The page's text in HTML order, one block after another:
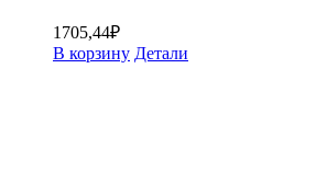
1705,44₽
В корзину Детали